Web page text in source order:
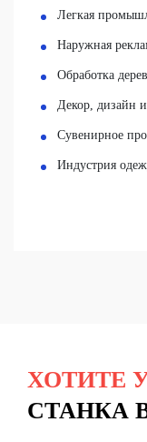
Легкая
Наружная
Обработка
Декор, дизайн
Сувенирное
Индустрия
ХОТИТЕ
СТАНКА